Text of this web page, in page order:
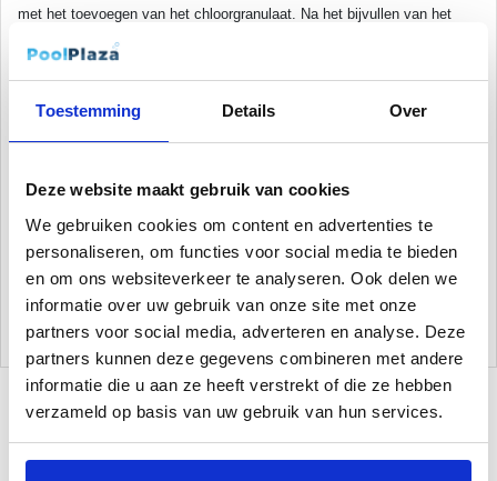
Toestemming Details Over
Deze website maakt gebruik van cookies
We gebruiken cookies om content en advertenties te
personaliseren, om functies voor social media te bieden
en om ons websiteverkeer te analyseren. Ook delen we
informatie over uw gebruik van onze site met onze
partners voor social media, adverteren en analyse. Deze
partners kunnen deze gegevens combineren met andere
informatie die u aan ze heeft verstrekt of die ze hebben
verzameld op basis van uw gebruik van hun services.
met het toevoegen van het chloorgranulaat. Na het bijvullen van het
bassin of na langere tijd stilstand (vakantie) gebruikt u vloeibaar chloor
of chloorgranulaat naar instructies van verpakking.
100 g van het product bevat 12,7 g natriumhypochloriet op de
productiedatum.
Let op: Dit artikel kan niet besteld en/of verzonden worden i.v.m.
Nederlandse wetgeving! Afhalen is mogelijk in ons magazijn
in Gildehaus (
Tallinner straße 10A , 48455 Bad Bentheim
.
Waarschuwing: lees altijd eerst de veiligheidsaanwijzingen en de
instructies op de verpakking!